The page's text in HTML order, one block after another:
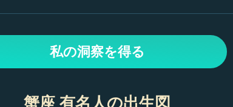
日はロマンチックな機会に恵まれている可能
師の専門知識に依存しています。
私の洞察を得る
蟹座 有名人の出生図